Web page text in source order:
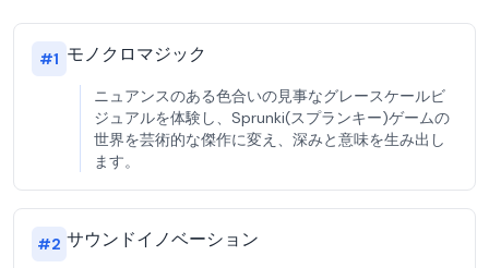
#1 モノクロマジック
ニュアンスのある色合いの見事なグレースケールビ
ジュアルを体験し、Sprunki(スプランキー)ゲームの
世界を芸術的な傑作に変え、深みと意味を生み出し
ます。
#2 サウンドイノベーション